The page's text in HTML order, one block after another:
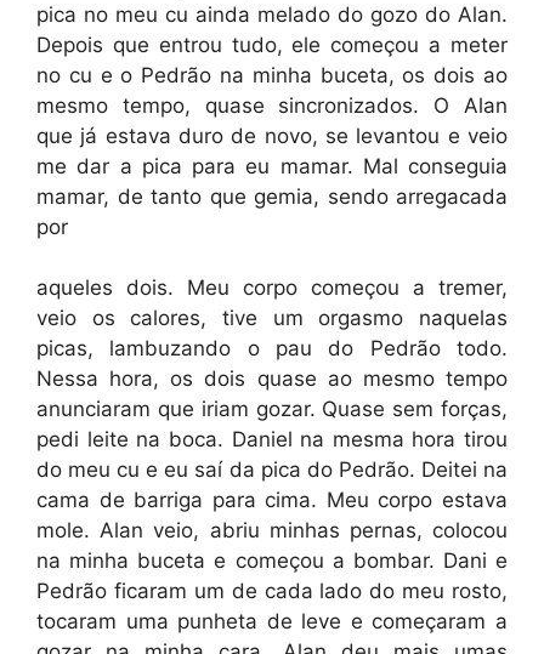
pica no meu cu ainda melado do gozo do Alan.
Depois que entrou tudo, ele começou a meter
no cu e o Pedrão na minha buceta, os dois ao
mesmo tempo, quase sincronizados. O Alan
que já estava duro de novo, se levantou e veio
me dar a pica para eu mamar. Mal conseguia
mamar, de tanto que gemia, sendo arregacada
por
aqueles dois. Meu corpo começou a tremer,
veio os calores, tive um orgasmo naquelas
picas, lambuzando o pau do Pedrão todo.
Nessa hora, os dois quase ao mesmo tempo
anunciaram que iriam gozar. Quase sem forças,
pedi leite na boca. Daniel na mesma hora tirou
do meu cu e eu saí da pica do Pedrão. Deitei na
cama de barriga para cima. Meu corpo estava
mole. Alan veio, abriu minhas pernas, colocou
na minha buceta e começou a bombar. Dani e
Pedrão ficaram um de cada lado do meu rosto,
tocaram uma punheta de leve e começaram a